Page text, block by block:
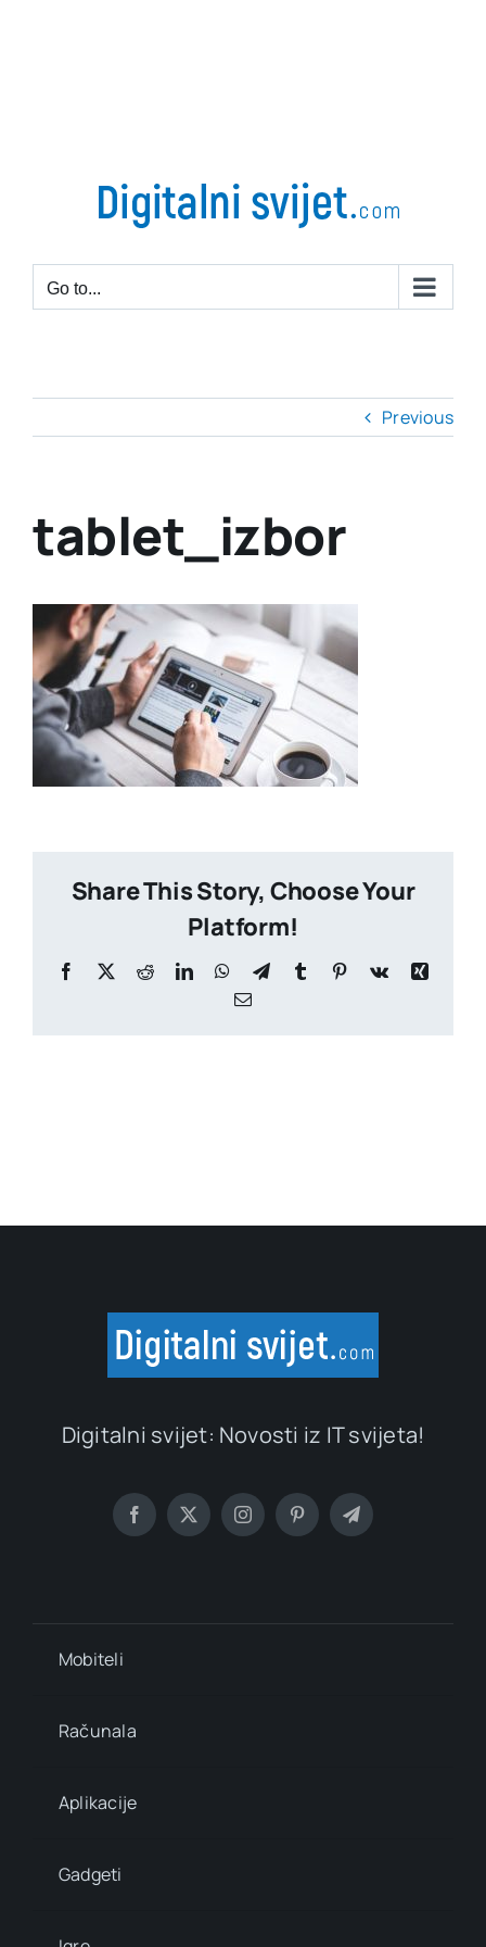
Go to...
Previous
tablet_izbor
Share This Story, Choose Your
Platform!
Facebook
X RedditLinkedInWhatsApp
TelegramTumblr Pinterest
Vk
Xing
Email
Digitalni svijet: Novosti iz IT svijeta!
Mobiteli
Računala
Aplikacije
Gadgeti